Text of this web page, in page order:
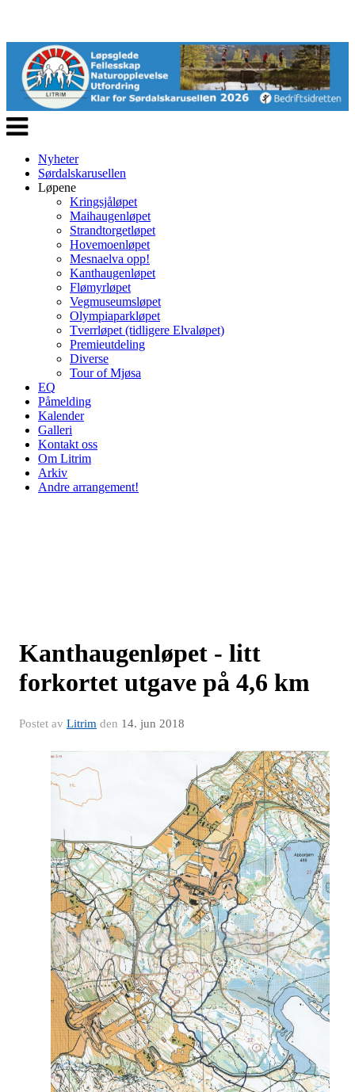
Veksle
navigasjon
Nyheter
Sørdalskarusellen
Løpene
Kringsjåløpet
Maihaugenløpet
Strandtorgetløpet
Hovemoenløpet
Mesnaelva opp!
Kanthaugenløpet
Flømyrløpet
Vegmuseumsløpet
Olympiaparkløpet
Tverrløpet (tidligere Elvaløpet)
Premieutdeling
Diverse
Tour of Mjøsa
EQ
Påmelding
Kalender
Galleri
Kontakt oss
Om Litrim
Arkiv
Andre arrangement!
Kanthaugenløpet - litt
forkortet utgave på 4,6 km
Postet av Litrim den 14. jun 2018